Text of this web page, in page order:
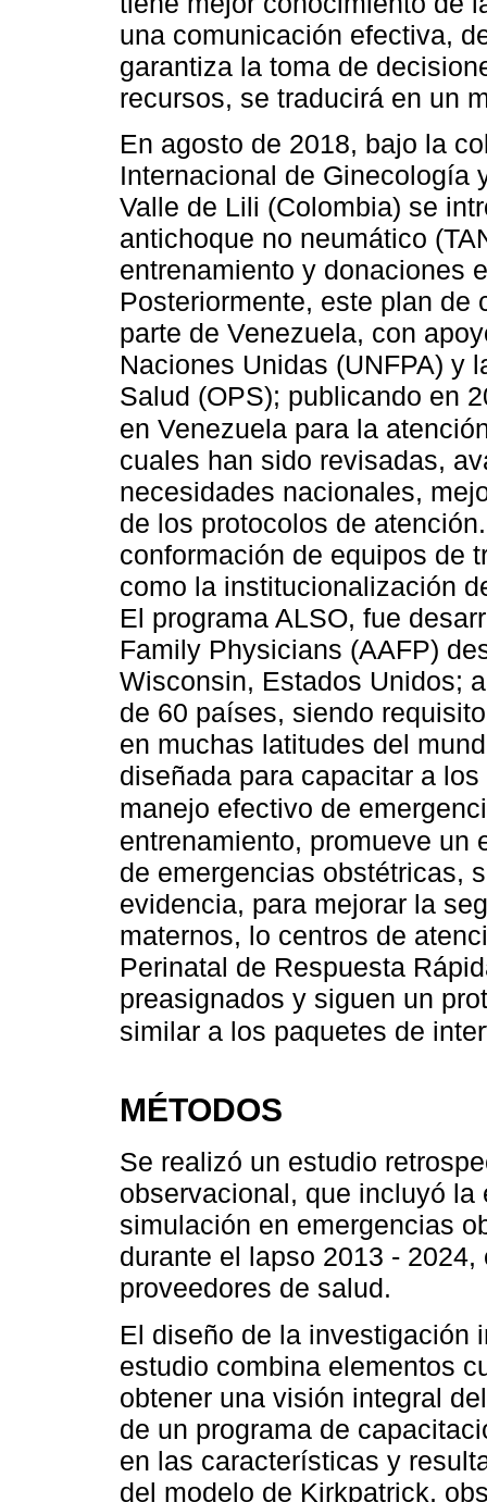
una comunicación efectiva,
garantiza la toma de
recursos, se traducirá en un
En agosto de 2018, bajo la
Internacional de Ginecología
Valle de Lili (Colombia) se
antichoque no neumático
entrenamiento y donaciones
Posteriormente, este plan de
parte de Venezuela, con
Naciones Unidas (UNFPA) y
Salud (OPS); publicando en
en Venezuela para la
cuales han sido revisadas,
necesidades nacionales,
de los protocolos de
conformación de equipos de
como la institucionalización
El programa ALSO, fue
Family Physicians (AAFP)
Wisconsin, Estados Unidos;
de 60 países, siendo
en muchas latitudes del
diseñada para capacitar a
manejo efectivo de
entrenamiento, promueve un
de emergencias obstétricas,
evidencia, para mejorar la
maternos, lo centros de
Perinatal de Respuesta
preasignados y siguen un
similar a los paquetes de
MÉTODOS
Se realizó un estudio
observacional, que incluyó
simulación en emergencias
durante el lapso 2013 -
proveedores de salud.
El diseño de la investigación
estudio combina elementos
obtener una visión integral
de un programa de
en las características y
del modelo de Kirkpatrick,